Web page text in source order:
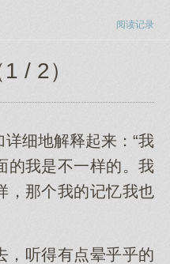
阅读记录
/ 2）
细地解释起来：“我
的我是不一样的。我
，那个我的记忆我也
，听得有点晕乎乎的